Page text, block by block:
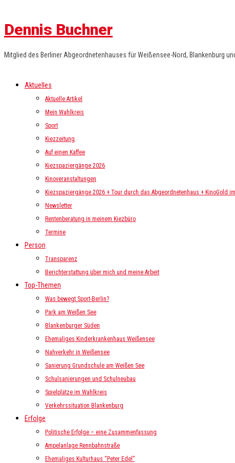
Dennis Buchner
Mitglied des Berliner Abgeordnetenhauses für Weißensee-Nord, Blankenburg
Aktuelles
Aktuelle Artikel
Mein Wahlkreis
Sport
Kiezzeitung
Auf einen Kaffee
Kiezspaziergänge 2026
Kinoveranstaltungen
Kiezspaziergänge 2026 + Tour durch das Abgeordnetenhaus + KinoGold
Newsletter
Rentenberatung in meinem Kiezbüro
Termine
Person
Transparenz
Berichterstattung über mich und meine Arbeit
Top-Themen
Was bewegt Sport-Berlin?
Park am Weißen See
Blankenburger Süden
Ehemaliges Kinderkrankenhaus Weißensee
Nahverkehr in Weißensee
Sanierung Grundschule am Weißen See
Schulsanierungen und Schulneubau
Spielplätze im Wahlkreis
Verkehrssituation Blankenburg
Erfolge
Politische Erfolge – eine Zusammenfassung
Ampelanlage Rennbahnstraße
Ehemaliges Kulturhaus “Peter Edel”